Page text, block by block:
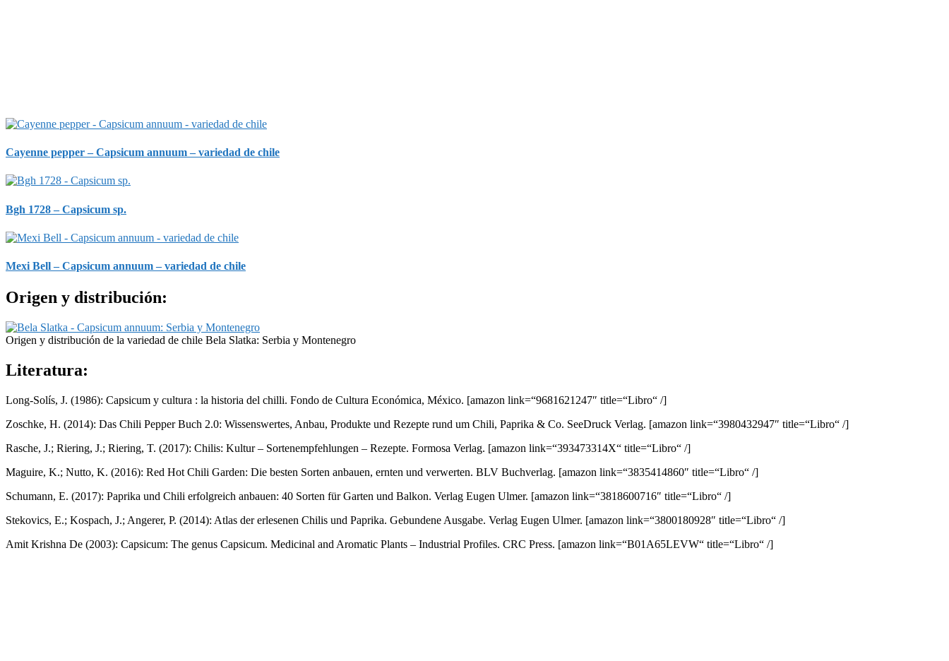
Cayenne pepper – Capsicum annuum – variedad de chile
Bgh 1728 – Capsicum sp.
Mexi Bell – Capsicum annuum – variedad de chile
Origen y distribución:
Origen y distribución de la variedad de chile Bela Slatka: Serbia y Montenegro
Literatura:
Long-Solís, J. (1986): Capsicum y cultura : la historia del chilli. Fondo de Cultura Económica, México. [amazon link=“9681621247″ title=“Libro“ /]
Zoschke, H. (2014): Das Chili Pepper Buch 2.0: Wissenswertes, Anbau, Produkte und Rezepte rund um Chili, Paprika & Co. SeeDruck Verlag. [amazon link=“3980432947″ title=“Libro“ /]
Rasche, J.; Riering, J.; Riering, T. (2017): Chilis: Kultur – Sortenempfehlungen – Rezepte. Formosa Verlag. [amazon link=“393473314X“ title=“Libro“ /]
Maguire, K.; Nutto, K. (2016): Red Hot Chili Garden: Die besten Sorten anbauen, ernten und verwerten. BLV Buchverlag. [amazon link=“3835414860″ title=“Libro“ /]
Schumann, E. (2017): Paprika und Chili erfolgreich anbauen: 40 Sorten für Garten und Balkon. Verlag Eugen Ulmer. [amazon link=“3818600716″ title=“Libro“ /]
Stekovics, E.; Kospach, J.; Angerer, P. (2014): Atlas der erlesenen Chilis und Paprika. Gebundene Ausgabe. Verlag Eugen Ulmer. [amazon link=“3800180928″ title=“Libro“ /]
Amit Krishna De (2003): Capsicum: The genus Capsicum. Medicinal and Aromatic Plants – Industrial Profiles. CRC Press. [amazon link=“B01A65LEVW“ title=“Libro“ /]